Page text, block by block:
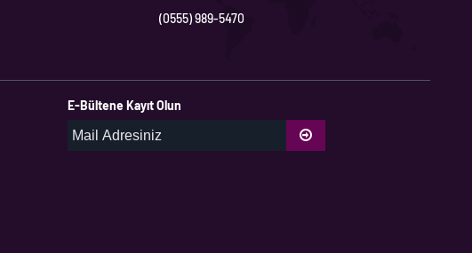
(0555) 989-5470
E-Bültene Kayıt Olun